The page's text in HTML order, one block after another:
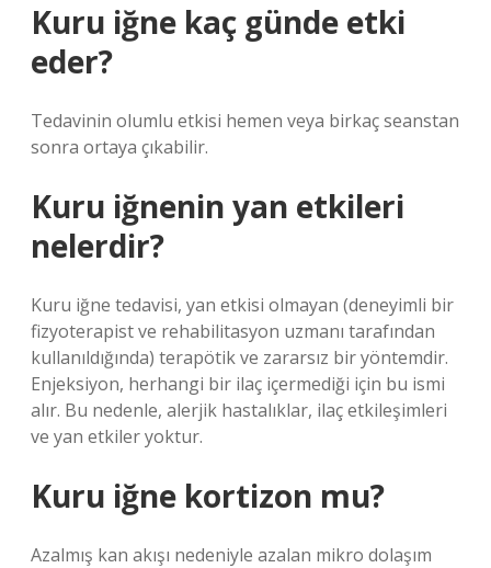
Kuru iğne kaç günde etki
eder?
Tedavinin olumlu etkisi hemen veya birkaç seanstan
sonra ortaya çıkabilir.
Kuru iğnenin yan etkileri
nelerdir?
Kuru iğne tedavisi, yan etkisi olmayan (deneyimli bir
fizyoterapist ve rehabilitasyon uzmanı tarafından
kullanıldığında) terapötik ve zararsız bir yöntemdir.
Enjeksiyon, herhangi bir ilaç içermediği için bu ismi
alır. Bu nedenle, alerjik hastalıklar, ilaç etkileşimleri
ve yan etkiler yoktur.
Kuru iğne kortizon mu?
Azalmış kan akışı nedeniyle azalan mikro dolaşım